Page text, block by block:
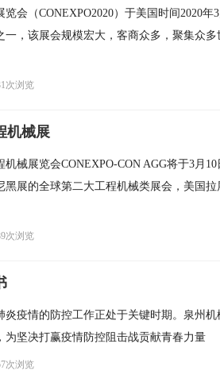
会（CONEXPO2020）于美国时间2020
一，该展会规模宏大，客商众多，聚集众
次浏览
机械展
机械展览会CONEXPO-CON AGG将于3月
黑展的全球第二大工程机械类展会，美国
次浏览
炎疫情的防控工作正处于关键时期。泉州
为坚决打赢疫情防控阻击战贡献青春力量
次浏览